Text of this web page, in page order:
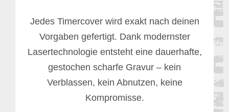
Jedes Timercover wird exakt nach deinen
Vorgaben gefertigt. Dank modernster
Lasertechnologie entsteht eine dauerhafte,
gestochen scharfe Gravur – kein
Verblassen, kein Abnutzen, keine
Kompromisse.